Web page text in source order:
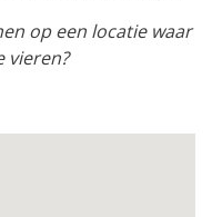
op een locatie waar
vieren?